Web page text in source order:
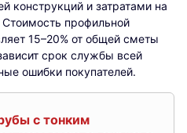
конструкций и затратами на
профильной
15–20% от общей сметы
срок службы всей
ошибки покупателей.
с тонким